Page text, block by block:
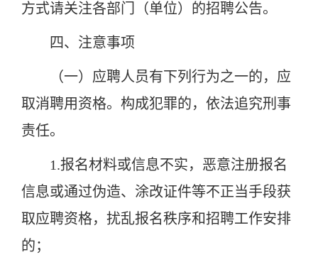
方式请关注各部门（单位）的招聘公告。
四、注意事项
（一）应聘人员有下列行为之一的，应
取消聘用资格。构成犯罪的，依法追究刑事
责任。
1.报名材料或信息不实，恶意注册报名
信息或通过伪造、涂改证件等不正当手段获
取应聘资格，扰乱报名秩序和招聘工作安排
的；